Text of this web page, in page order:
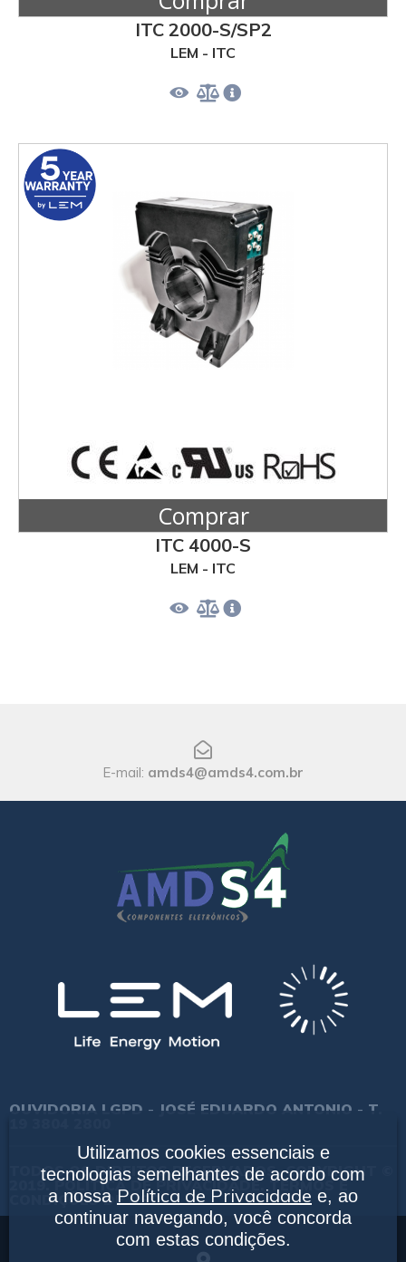
ITC 2000-S/SP2
LEM - ITC
Comprar
ITC 4000-S
LEM - ITC
E-mail: amds4@amds4.com.br
OUVIDORIA LGPD - JOSÉ EDUARDO ANTONIO - T.
TODOS OS DIREITOS RESERVADOS. COPYRIGHT ©
2019.POLÍTICA DE PRIVACIDADE. TERMOS E
CONDIÇÕES DE USO.
Utilizamos cookies essenciais e
tecnologias semelhantes de acordo com
a nossa Política de Privacidade e, ao
continuar navegando, você concorda
com estas condições.